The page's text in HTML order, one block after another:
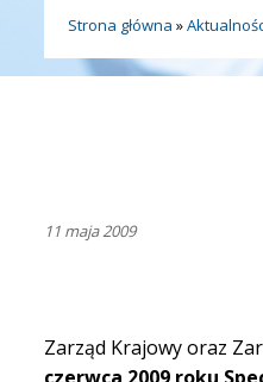
Strona główna »
11 maja 2009
Zarząd Krajowy oraz